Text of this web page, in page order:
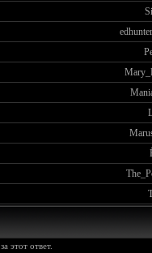
этот ответ.